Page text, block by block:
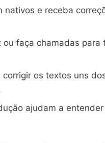
nativos e receba
ou faça chamadas para
corrigir os textos uns
ajudam a